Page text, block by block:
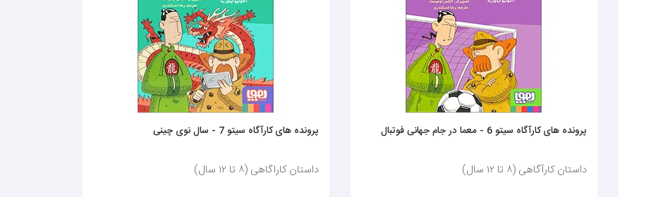
پرونده های کارآگاه سیتو 6 - معما در جام جهانی فوتبال
داستان کارآگاهی (٨ تا ١٢ سال)
پرونده های کارآگاه سیتو 7 - سال نوی چینی
داستان کاراگاهی (٨ تا ١٢ سال)